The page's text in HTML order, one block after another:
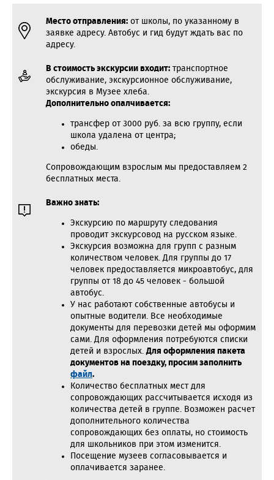
Место отправления: от школы, по указанному в
заявке адресу. Автобус и гид будут ждать вас по
адресу.
В стоимость экскурсии входит: транспортное
обслуживание, экскурсионное обслуживание,
экскурсия в Музее хлеба.
Дополнительно опалчивается:
трансфер от 3000 руб. за всю группу, если
школа удалена от центра;
обеды.
Сопровождающим взрослым мы предоставляем 2
бесплатных места.
Важно знать:
Экскурсию по маршруту следования
проводит экскурсовод на русском языке.
Экскурсия возможна для групп с разным
количеством человек. Для группы до 17
человек предоставляется микроавтобус, для
группы от 18 до 45 человек - большой
автобус.
У нас работают собственные автобусы и
опытные водители. Все необходимые
документы для перевозки детей мы оформим
сами. Для оформления потребуются списки
детей и взрослых.Для оформления пакета
документов на поездку, просим заполнить
файл.
Количество бесплатных мест для
сопровождающих рассчитывается исходя из
количества детей в группе. Возможен расчет
дополнительного количества
сопровождающих без оплаты, но стоимость
для школьников при этом изменится.
Посещение музеев согласовывается и
оплачивается заранее.